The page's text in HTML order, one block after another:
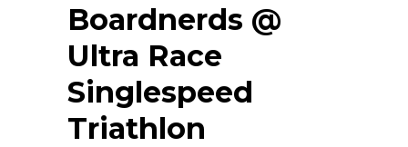
Boardnerds @
Ultra Race
Singlespeed
Triathlon